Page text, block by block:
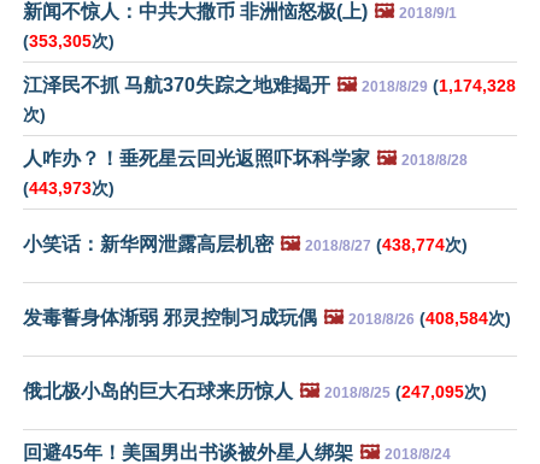
新闻不惊人：中共大撒币 非洲恼怒极(上) 🖼️ 2018/9/1
(353,305次)
江泽民不抓 马航370失踪之地难揭开 🖼️ 2018/8/29 (1,174,328
次)
人咋办？！垂死星云回光返照吓坏科学家 🖼️ 2018/8/28
(443,973次)
小笑话：新华网泄露高层机密 🖼️ 2018/8/27 (438,774次)
发毒誓身体渐弱 邪灵控制习成玩偶 🖼️ 2018/8/26 (408,584次)
俄北极小岛的巨大石球来历惊人 🖼️ 2018/8/25 (247,095次)
回避45年！美国男出书谈被外星人绑架 🖼️ 2018/8/24